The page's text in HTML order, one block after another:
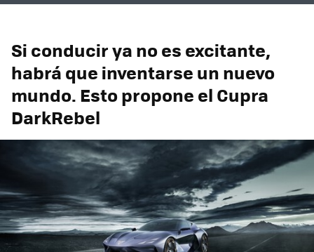
Si conducir ya no es excitante,
habrá que inventarse un nuevo
mundo. Esto propone el Cupra
DarkRebel